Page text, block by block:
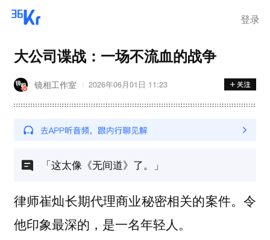
登录
大公司谍战：一场不流血的战争
镜相工作室 2026年06月01日 11:23
「这太像《无间道》了。」
律师崔灿长期代理商业秘密相关的案件。令
他印象最深的，是一名年轻人。